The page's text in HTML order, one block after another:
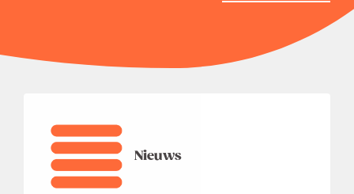
Nieuws